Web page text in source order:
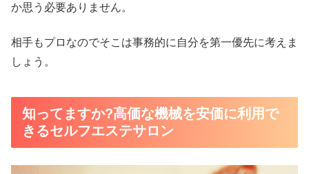
か思う必要ありません。
相手もプロなのでそこは事務的に自分を第一優先に考えま
しょう。
知ってますか?高価な機械を安価に利用で
きるセルフエステサロン